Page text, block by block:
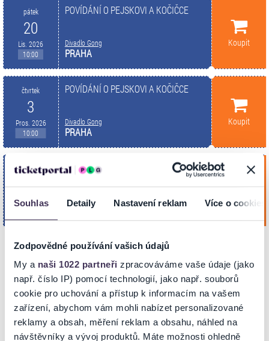
Souhlas Detaily Nastavení reklam Více o cookies
Zodpovědné používání vašich údajů
My a naši 1022 partneři zpracováváme vaše údaje (jako
např. číslo IP) pomocí technologií, jako např. souborů
cookie pro uchování a přístup k informacím na vašem
zařízení, abychom vám mohli nabízet personalizované
reklamy a obsah, měření reklam a obsahu, náhled na
návštěvníky a vývoj produktů. Máte možnosti ohledně
pátek
20
Lis. 2026
10:00
POVÍDÁNÍ O PEJSKOVI A KOČIČCE
Divadlo Gong
PRAHA
Koupit
čtvrtek
3
Pros. 2026
10:00
POVÍDÁNÍ O PEJSKOVI A KOČIČCE
Divadlo Gong
PRAHA
Koupit
pondělí
11
Led. 2027
POVÍDÁNÍ O PEJSKOVI A KOČIČCE
Divadlo Gong
PRAHA
Koupit
INFORMACE O AKCI
POVÍDÁNÍ O PEJSKOVI A KOČIČCE
S roztomilou kočičkou a občas popleteným, ale vždy kamaradským